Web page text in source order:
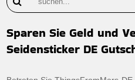
Sparen Sie Geld und
Seidensticker DE